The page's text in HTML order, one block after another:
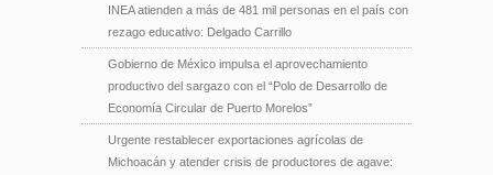
INEA atienden a más de 481 mil personas en el país con
rezago educativo: Delgado Carrillo
Gobierno de México impulsa el aprovechamiento
productivo del sargazo con el “Polo de Desarrollo de
Economía Circular de Puerto Morelos”
Urgente restablecer exportaciones agrícolas de
Michoacán y atender crisis de productores de agave: